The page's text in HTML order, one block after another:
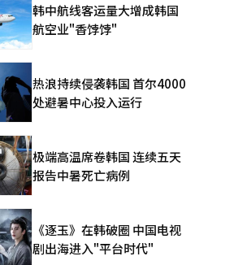
韩中航线客运量大增成韩国
航空业"香饽饽"
热浪持续侵袭韩国 首尔4000
处避暑中心投入运行
极端高温席卷韩国 连续五天
报告中暑死亡病例
《逐玉》在韩破圈 中国电视
剧出海进入"平台时代"